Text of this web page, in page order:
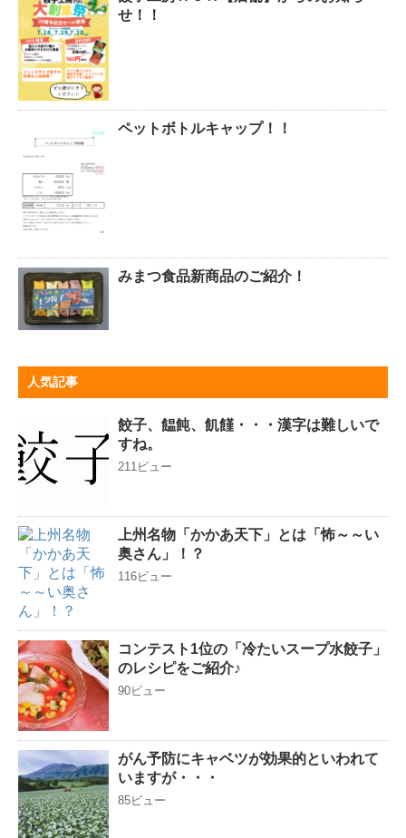
せ！！
ペットボトルキャップ！！
みまつ食品新商品のご紹介！
人気記事
餃子、饂飩、飢饉・・・漢字は難しいで
すね。
211ビュー
上州名物「かかあ天下」とは「怖～～い
奥さん」！？
116ビュー
コンテスト1位の「冷たいスープ水餃子」
のレシピをご紹介♪
90ビュー
がん予防にキャベツが効果的といわれて
いますが・・・
85ビュー